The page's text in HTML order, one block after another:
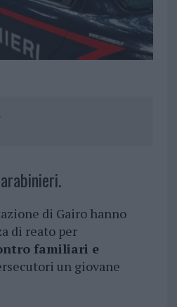
di Gairo hanno
di reato per
familiari e
un giovane